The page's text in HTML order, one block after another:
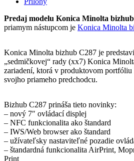
Predaj modelu Konica Minolta
priamym nástupcom je Konica Minolta
Konica Minolta bizhub C287 je
„sedmičkovej“ rady (xx7) Konica
zariadení, ktorá v produktovom
svojho priameho predchodcu.
Bizhub C287 prináša tieto novinky:
– nový 7″ ovládací displej
– NFC funkcionalita ako štandard
– IWS/Web browser ako štandard
– užívateľsky nastaviteľné pozadie
– štandardná funkcionalita AirPrint,
Print